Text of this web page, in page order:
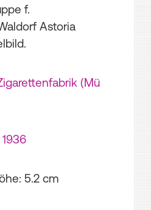
f.
Astoria
(Mü
5.2 cm